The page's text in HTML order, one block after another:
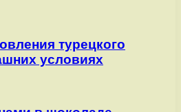
турецкого
условиях